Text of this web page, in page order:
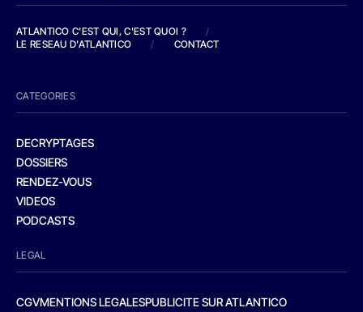
ATLANTICO C'EST QUI, C'EST QUOI ?
/
LE RESEAU D'ATLANTICO
/ CONTACT
CATEGORIES
DECRYPTAGES
DOSSIERS
RENDEZ-VOUS
VIDEOS
PODCASTS
LEGAL
CGVMENTIONS LEGALESPUBLICITE SUR ATLANTICO